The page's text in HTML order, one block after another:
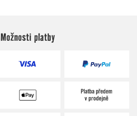
Možnosti platby